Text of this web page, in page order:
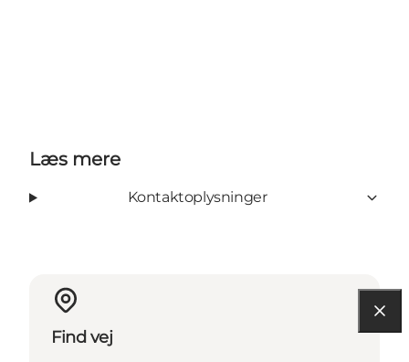
Læs mere
Kontaktoplysninger
Find vej